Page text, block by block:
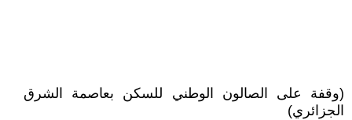
(وقفة على الصالون الوطني للسكن بعاصمة الشرق
الجزائري)